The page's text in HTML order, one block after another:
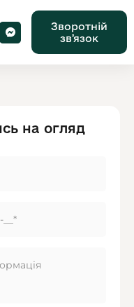
Зворотній
звʼязок
на огляд